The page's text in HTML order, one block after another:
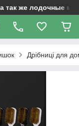
а так же лодочные
Дрібниці для